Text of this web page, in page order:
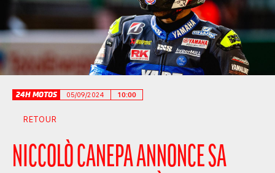
24H MOTOS 05/09/2024 10:00
RETOUR
NICCOLÒ CANEPA ANNONCE SA